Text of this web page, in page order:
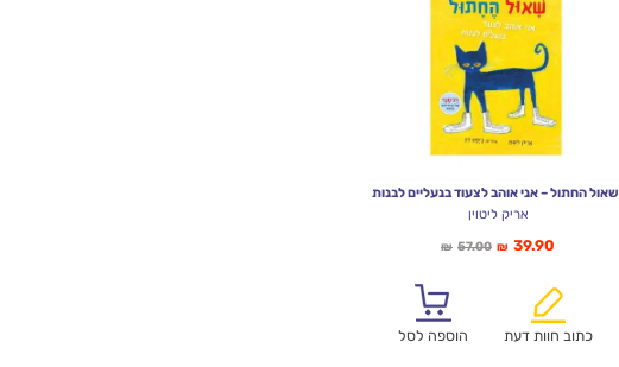
שאול החתול – אני אוהב לצעוד בנעליים לבנות
אריק ליטוין
₪ 57.00המחיר
₪57.00.
₪ 39.90
הוא:
כתוב חוות דעת
הוספה לסל